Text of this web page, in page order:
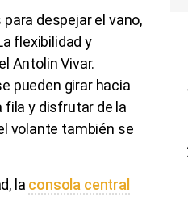
despejar el vano,
flexibilidad y
Antolin Vivar.
pueden girar hacia
fila y disfrutar de la
volante también se
la consola central